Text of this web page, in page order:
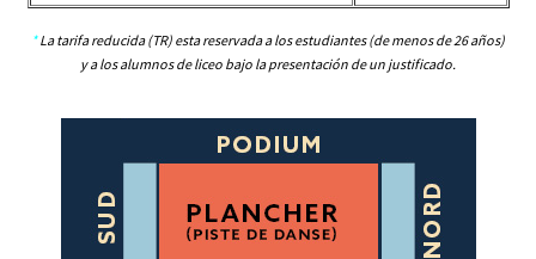
*La tarifa reducida (TR) esta reservada a los estudiantes (de menos de 26 años)
y a los alumnos de liceo bajo la presentación de un justificado.